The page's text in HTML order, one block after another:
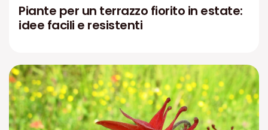
Piante per un terrazzo fiorito in estate:
idee facili e resistenti